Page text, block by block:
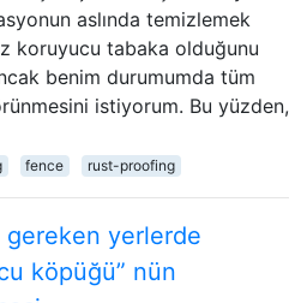
aslında temizlemek
koruyucu tabaka olduğunu
benim durumumda tüm
istiyorum. Bu yüzden,
fence rust-proofing
gereken yerlerde
köpüğü” nün